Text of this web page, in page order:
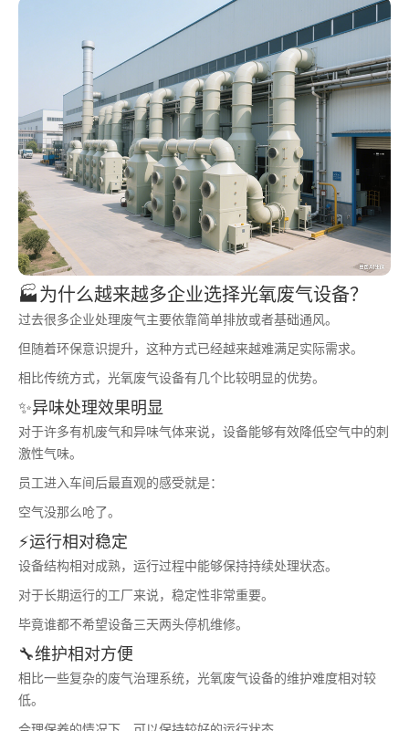
🏭为什么越来越多企业选择光氧废气设备？
过去很多企业处理废气主要依靠简单排放或者基础通风。
但随着环保意识提升，这种方式已经越来越难满足实际需求。
相比传统方式，光氧废气设备有几个比较明显的优势。
✨异味处理效果明显
对于许多有机废气和异味气体来说，设备能够有效降低空气中的刺
激性气味。
员工进入车间后最直观的感受就是：
空气没那么呛了。
⚡运行相对稳定
设备结构相对成熟，运行过程中能够保持持续处理状态。
对于长期运行的工厂来说，稳定性非常重要。
毕竟谁都不希望设备三天两头停机维修。
🔧维护相对方便
相比一些复杂的废气治理系统，光氧废气设备的维护难度相对较
低。